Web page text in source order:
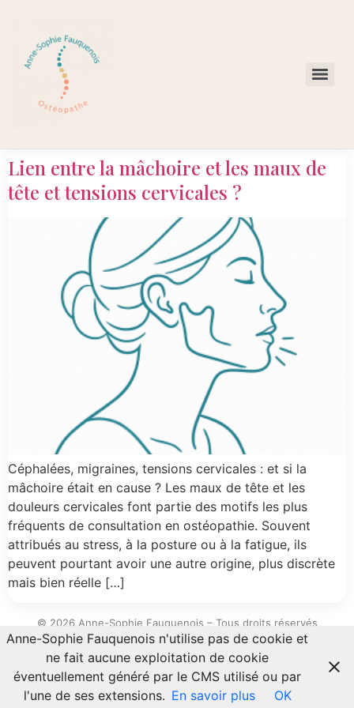
Lien entre la mâchoire et les maux de
tête et tensions cervicales ?
Céphalées, migraines, tensions cervicales : et si la
mâchoire était en cause ? Les maux de tête et les
douleurs cervicales font partie des motifs les plus
fréquents de consultation en ostéopathie. Souvent
attribués au stress, à la posture ou à la fatigue, ils
peuvent pourtant avoir une autre origine, plus discrète
mais bien réelle […]
© 2026 Anne-Sophie Fauquenois – Tous droits réservés
Anne-Sophie Fauquenois n'utilise pas de cookie et
ne fait aucune exploitation de cookie
éventuellement généré par le CMS utilisé ou par
l'une de ses extensions. En savoir plus OK